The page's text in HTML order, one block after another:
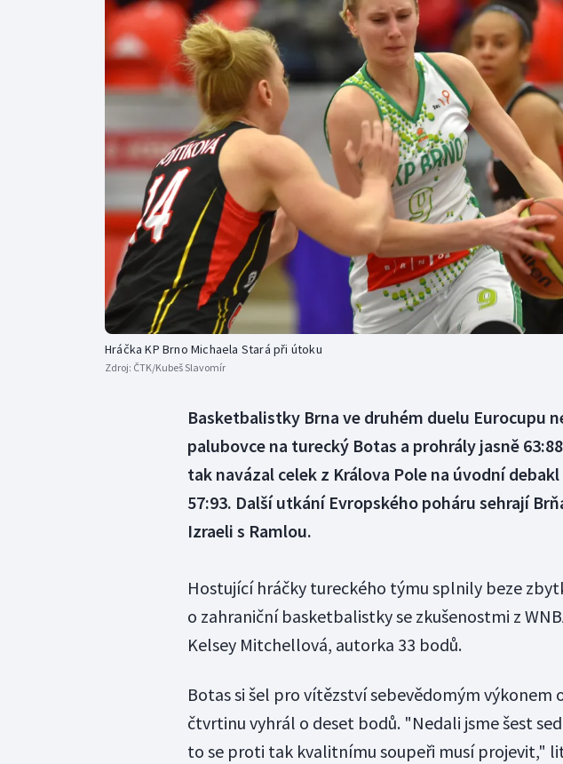
Curling
Dostihy
Florbal
Futsal
Golf
Gymnastika
Moderní pětiboj
Motorsport
Olympijské hry
Parasport
Plavání
Plážový
Hráčka KP Brno Michaela Stará při útoku
Zdroj: ČTK/Kubeš Slavomír
Basketbalistky Brna ve druhém duelu Eurocupu
palubovce na turecký Botas a prohrály jasně
tak navázal celek z Králova Pole na úvodní
57:93. Další utkání Evropského poháru sehrají
Izraeli s Ramlou.
Hostující hráčky tureckého týmu splnily beze
o zahraniční basketbalistky se zkušenostmi z
Kelsey Mitchellová, autorka 33 bodů.
Botas si šel pro vítězství sebevědomým výkonem
čtvrtinu vyhrál o deset bodů. "Nedali jsme šest
to se proti tak kvalitnímu soupeři musí projevit,"